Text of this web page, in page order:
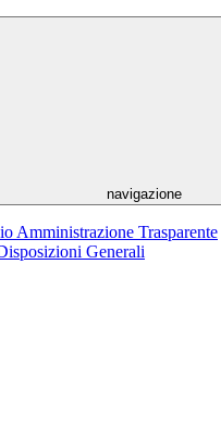
navigazione
Amministrazione Trasparente
Generali